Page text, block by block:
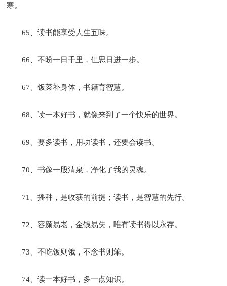
寒。
65、读书能享受人生五味。
66、不盼一日千里，但思日进一步。
67、饭菜补身体，书籍育智慧。
68、读一本好书，就像来到了一个快乐的世界。
69、要多读书，用功读书，还要会读书。
70、书像一股清泉，净化了我的灵魂。
71、播种，是收获的前提；读书，是智慧的先行。
72、容颜易老，金钱易失，唯有读书得以永存。
73、不吃饭则饿，不念书则笨。
74、读一本好书，多一点知识。